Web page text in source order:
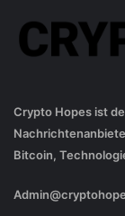
Crypto Hopes ist
Bitcoin,